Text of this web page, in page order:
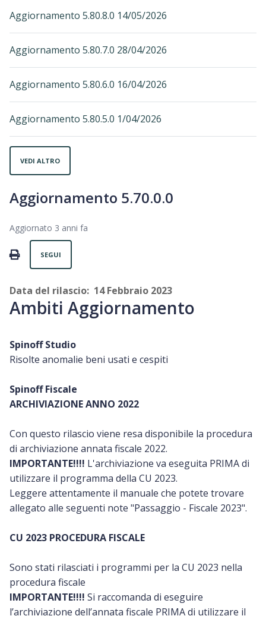
Aggiornamento 5.80.8.0 14/05/2026
Aggiornamento 5.80.7.0 28/04/2026
Aggiornamento 5.80.6.0 16/04/2026
Aggiornamento 5.80.5.0 1/04/2026
VEDI ALTRO
Aggiornamento 5.70.0.0
Aggiornato 3 anni fa
PRINT
SEGUI
Data del rilascio: 14 Febbraio 2023
Ambiti Aggiornamento
Spinoff Studio
Risolte anomalie beni usati e cespiti
Spinoff Fiscale
ARCHIVIAZIONEANNO 2022
Con questo rilascio viene resa disponibile la procedura
di archiviazione annata fiscale 2022.
IMPORTANTE!!!! L'archiviazione va eseguita PRIMA di
utilizzare il programma della CU 2023.
Leggere attentamente il manuale che potete trovare
allegato alle seguenti note "Passaggio - Fiscale 2023".
CU 2023 PROCEDURA FISCALE
Sono stati rilasciati i programmi per la CU 2023 nella
procedura fiscale
IMPORTANTE!!!! Si raccomanda di eseguire
l’archiviazione dell’annata fiscale PRIMA di utilizzare il